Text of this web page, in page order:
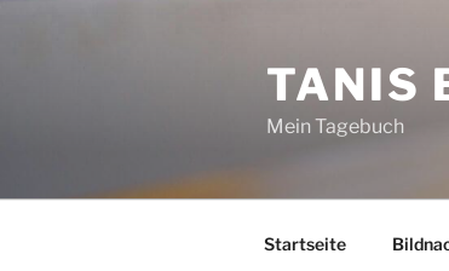
TANIS
Mein Tagebuch
Startseite